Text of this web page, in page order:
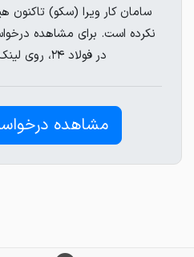
سامان کار ویرا (سکو)
نکرده است. برای مشاهده
در فولاد ۲۴، روی لینک زیر کلیک کنید.
مشاهده